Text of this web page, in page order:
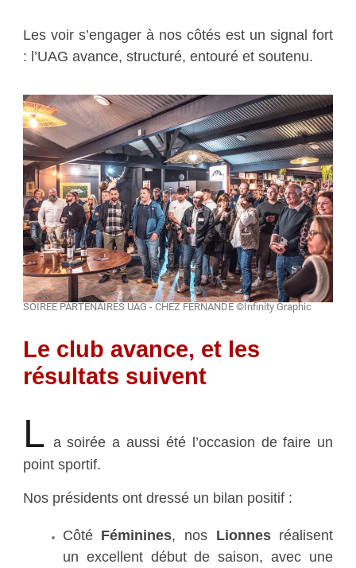
Les voir s’engager à nos côtés est un signal fort
: l’UAG avance, structuré, entouré et soutenu.
SOIREE PARTENAIRES UAG - CHEZ FERNANDE ©Infinity Graphic
Le club avance, et les
résultats suivent
L a soirée a aussi été l’occasion de faire un
point sportif.
Nos présidents ont dressé un bilan positif :
Côté Féminines, nos Lionnesréalisent
un excellent début de saison, avec une